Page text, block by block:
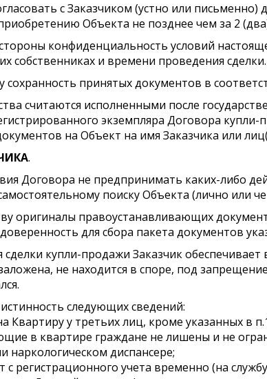
с Заказчиком (устно или
Объекта не позднее чем за 2
стороны конфиденциальность условий
собственниках и времени проведения сделки.
сохранность принятых документов в
считаются исполненными после
экземпляра Договора
на Объект на имя Заказчика или
.
Договора не предпринимать каких-либо
поиску Объекта (лично или
оригиналы правоустанавливающих
для сбора пакета документов
сделки купли-продажи Заказчик
не находится в споре, под
следующих сведений:
Квартиру у третьих лиц, кроме указанных в
в квартире граждане не лишены и не
наркологическом диспансере;
с регистрационного учета временно (на